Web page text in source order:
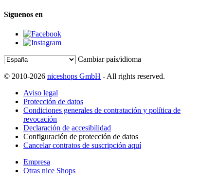
Síguenos en
Cambiar país/idioma
© 2010-2026 niceshops GmbH - All rights reserved.
Aviso legal
Protección de datos
Condiciones generales de contratación y política de
revocación
Declaración de accesibilidad
Configuración de protección de datos
Cancelar contratos de suscripción aquí
Empresa
Otras nice Shops